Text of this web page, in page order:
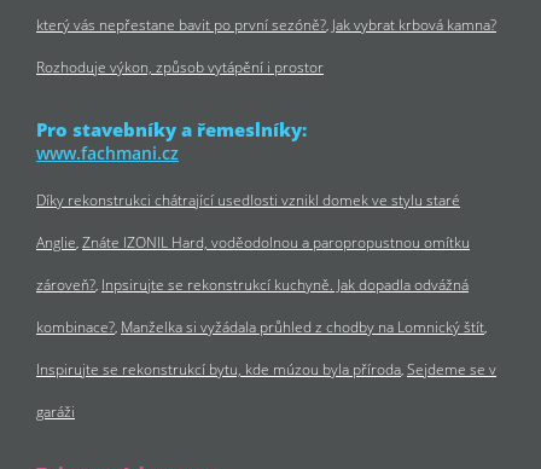
který vás nepřestane bavit po první sezóně? Jak vybrat krbová kamna?
Rozhoduje výkon, způsob vytápění i prostor
Pro stavebníky a řemeslníky:
www.fachmani.cz
Díky rekonstrukci chátrající usedlosti vznikl domek ve stylu staré
Anglie Znáte IZONIL Hard, voděodolnou a paropropustnou omítku
zároveň? Inpsirujte se rekonstrukcí kuchyně. Jak dopadla odvážná
kombinace? Manželka si vyžádala průhled z chodby na Lomnický štít
Inspirujte se rekonstrukcí bytu, kde múzou byla příroda Sejdeme se v
garáži